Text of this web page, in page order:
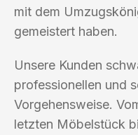
mit dem
gemeistert haben.
Unsere Kunden
professionellen und
Vorgehensweise.
letzten Möbelstück